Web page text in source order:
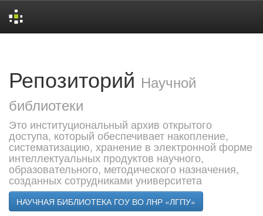
Репозиторий Научной
библиотеки
Это институциональный архив открытого
доступа, который обеспечивает накопление,
систематизацию, хранение в электронной форме
интеллектуальных продуктов научного,
образовательного, методического назначения,
созданных сотрудниками университета
НАУЧНАЯ БИБЛИОТЕКА ГОУ ВО ЛНР «ЛГПУ»